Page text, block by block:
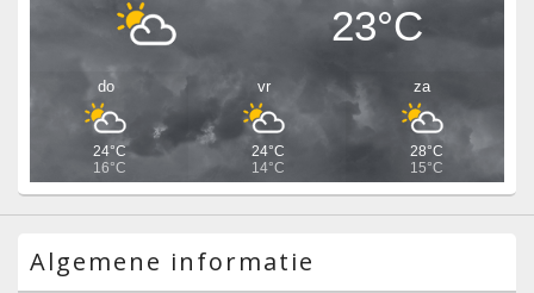
23°C
do
24°C
16°C
vr
24°C
14°C
za
28°C
15°C
Algemene informatie